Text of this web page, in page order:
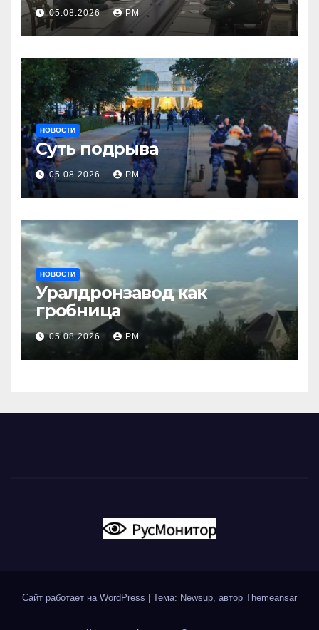
05.08.2026 РМ
НОВОСТИ
Суть подрыва
05.08.2026 РМ
НОВОСТИ
Уралдронзавод как
гробница
05.08.2026 РМ
Сайт работает на WordPress Тема: Newsup, автор Themeansar